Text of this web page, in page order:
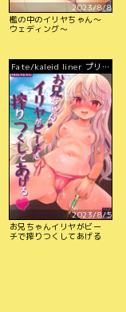
2023/8/8
檻の中のイリヤちゃん～
ウェディング～
Fate/kaleid liner プリズ
マ☆イリヤ
2023/8/5
お兄ちゃんイリヤがビー
チで搾りつくしてあげる